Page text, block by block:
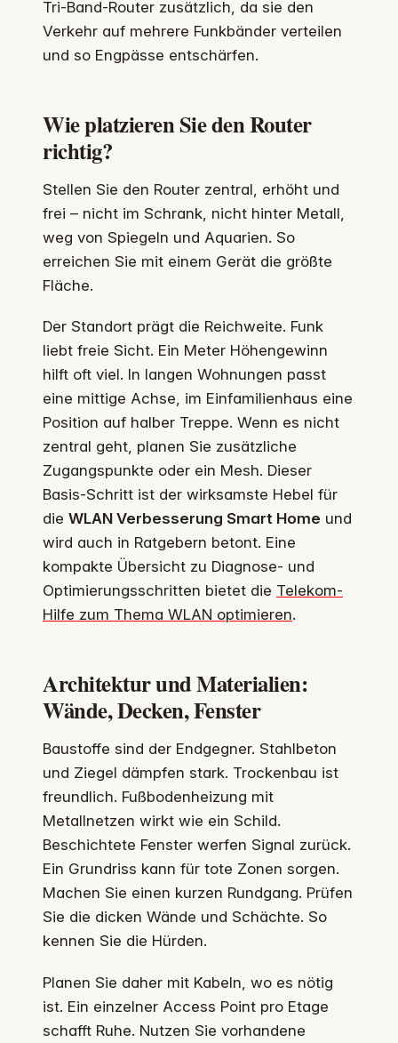
Tri‑Band‑Router zusätzlich, da sie den
Verkehr auf mehrere Funkbänder verteilen
und so Engpässe entschärfen.
Wie platzieren Sie den Router
richtig?
Stellen Sie den Router zentral, erhöht und
frei – nicht im Schrank, nicht hinter Metall,
weg von Spiegeln und Aquarien. So
erreichen Sie mit einem Gerät die größte
Fläche.
Der Standort prägt die Reichweite. Funk
liebt freie Sicht. Ein Meter Höhengewinn
hilft oft viel. In langen Wohnungen passt
eine mittige Achse, im Einfamilienhaus eine
Position auf halber Treppe. Wenn es nicht
zentral geht, planen Sie zusätzliche
Zugangspunkte oder ein Mesh. Dieser
Basis-Schritt ist der wirksamste Hebel für
die WLAN Verbesserung Smart Home und
wird auch in Ratgebern betont. Eine
kompakte Übersicht zu Diagnose- und
Optimierungsschritten bietet die Telekom-
Hilfe zum Thema WLAN optimieren.
Architektur und Materialien:
Wände, Decken, Fenster
Baustoffe sind der Endgegner. Stahlbeton
und Ziegel dämpfen stark. Trockenbau ist
freundlich. Fußbodenheizung mit
Metallnetzen wirkt wie ein Schild.
Beschichtete Fenster werfen Signal zurück.
Ein Grundriss kann für tote Zonen sorgen.
Machen Sie einen kurzen Rundgang. Prüfen
Sie die dicken Wände und Schächte. So
kennen Sie die Hürden.
Planen Sie daher mit Kabeln, wo es nötig
ist. Ein einzelner Access Point pro Etage
schafft Ruhe. Nutzen Sie vorhandene